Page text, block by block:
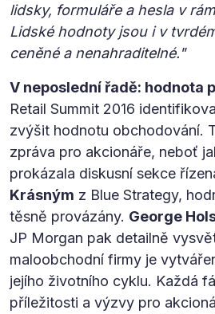
lidsky, formuláře a hesla v
Lidské hodnoty jsou i v
ceněné a nenahraditelné."
V neposlední řadě: hodnota
Retail Summit 2016
zvýšit hodnotu obchodování.
zpráva pro akcionáře, neboť
prokázala diskusní sekce
Krásným z Blue Strategy,
těsně provázány. George
JP Morgan pak detailně
maloobchodní firmy je
jejího životního cyklu. Každá
příležitosti a výzvy pro